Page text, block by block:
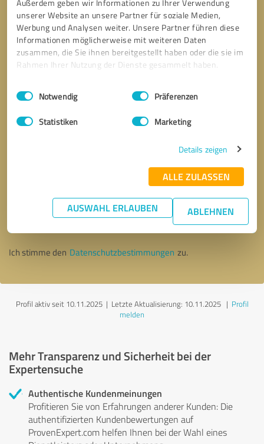
Außerdem geben wir Informationen zu Ihrer Verwendung
unserer Website an unsere Partner für soziale Medien,
Werbung und Analysen weiter. Unsere Partner führen diese
Informationen möglicherweise mit weiteren Daten
zusammen, die Sie ihnen bereitgestellt haben oder die sie im
Rahmen Ihrer Nutzung der Dienste gesammelt haben.
Impressum Datenschutzbestimmungen
Einwilligungsauswahl
Notwendig Präferenzen
Statistiken Marketing
Details zeigen
ALLE ZULASSEN
AUSWAHL ERLAUBEN ABLEHNEN
Ich stimme den Datenschutzbestimmungen zu.
Profil aktiv seit 10.11.2025 | Letzte Aktualisierung: 10.11.2025| Profil
melden
Mehr Transparenz und Sicherheit bei der
Expertensuche
Authentische Kundenmeinungen
Profitieren Sie von Erfahrungen anderer Kunden: Die
authentifizierten Kundenbewertungen auf
ProvenExpert.com helfen Ihnen bei der Wahl eines